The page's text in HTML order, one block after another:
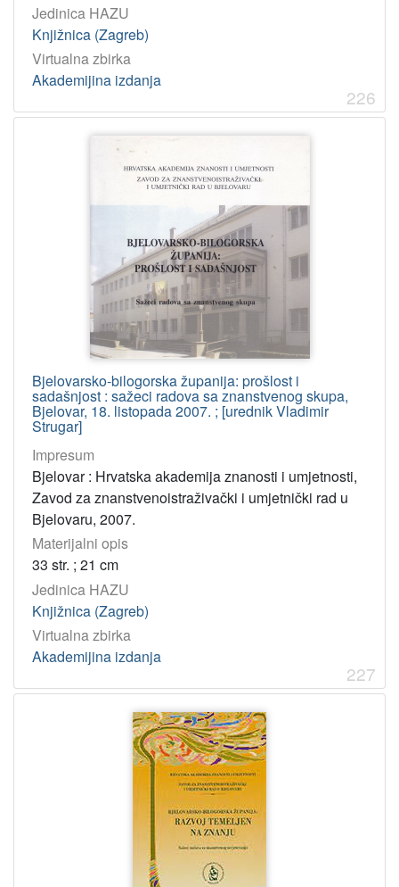
Jedinica HAZU
Knjižnica (Zagreb)
Virtualna zbirka
Akademijina izdanja
226
Bjelovarsko-bilogorska županija: prošlost i
sadašnjost : sažeci radova sa znanstvenog skupa,
Bjelovar, 18. listopada 2007. ; [urednik Vladimir
Strugar]
Impresum
Bjelovar : Hrvatska akademija znanosti i umjetnosti,
Zavod za znanstvenoistraživački i umjetnički rad u
Bjelovaru, 2007.
Materijalni opis
33 str. ; 21 cm
Jedinica HAZU
Knjižnica (Zagreb)
Virtualna zbirka
Akademijina izdanja
227